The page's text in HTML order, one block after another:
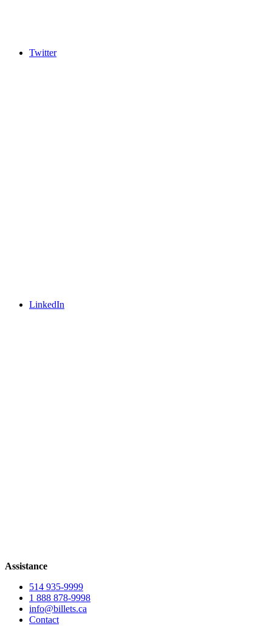
Twitter
LinkedIn
Assistance
514 935-9999
1 888 878-9998
info@billets.ca
Contact